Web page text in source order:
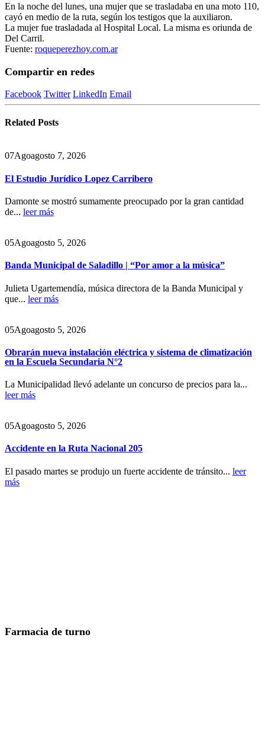
En la noche del lunes, una mujer que se trasladaba en una moto 110,
cayó en medio de la ruta, según los testigos que la auxiliaron.
La mujer fue trasladada al Hospital Local. La misma es oriunda de
Del Carril.
Fuente: roqueperezhoy.com.ar
Compartir en redes
Facebook Twitter LinkedIn Email
Related Posts
07Agoagosto 7, 2026
El Estudio Jurídico Lopez Carribero
Damonte se mostró sumamente preocupado por la gran cantidad
de... leer más
05Agoagosto 5, 2026
Banda Municipal de Saladillo | “Por amor a la música”
Julieta Ugartemendía, música directora de la Banda Municipal y
que... leer más
05Agoagosto 5, 2026
Obrarán nueva instalación eléctrica y sistema de climatización
en la Escuela Secundaria N°2
La Municipalidad llevó adelante un concurso de precios para la...
leer más
05Agoagosto 5, 2026
Accidente en la Ruta Nacional 205
El pasado martes se produjo un fuerte accidente de tránsito... leer
más
Farmacia de turno